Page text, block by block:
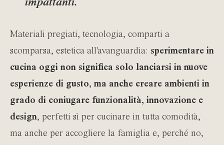
impattanti.
Materiali pregiati, tecnologia, comparti a
scomparsa, estetica all'avanguardia: sperimentare in
cucina oggi non significa solo lanciarsi in nuove
esperienze di gusto, ma anche creare ambienti in
grado di coniugare funzionalità, innovazione e
design, perfetti sì per cucinare in tutta comodità,
ma anche per accogliere la famiglia e, perché no,